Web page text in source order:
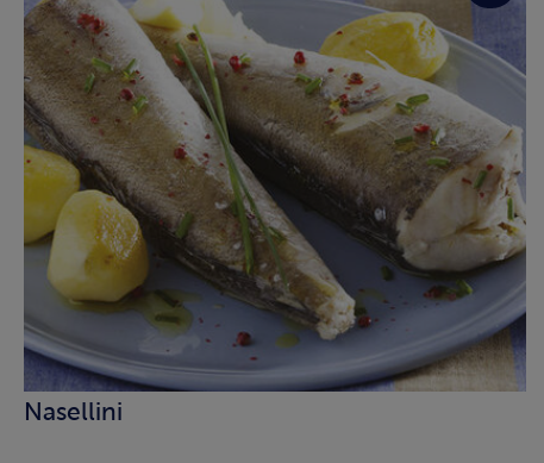
Nasellini